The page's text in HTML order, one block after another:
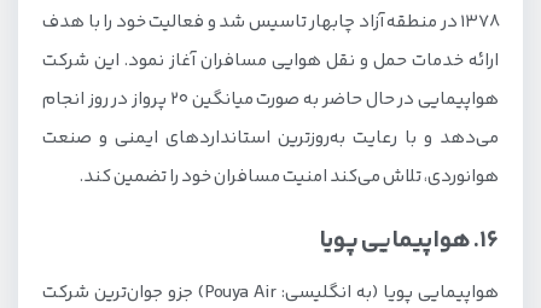
1378 در منطقه آزاد چابهار تاسیس شد و فعالیت خود را با هدف
ارائه خدمات حمل و نقل هوایی مسافران آغاز نمود. این شرکت
هواپیمایی در حال حاضر به صورت میانگین 20 پرواز در روز انجام
می‌دهد و با رعایت به‌روزترین استانداردهای ایمنی و صنعت
هوانوردی، تلاش می‌کند امنیت مسافران خود را تضمین کند.
16. هواپیمایی پویا
هواپیمایی پویا (به انگلیسی: Pouya Air) جزو جوان‌ترین شرکت